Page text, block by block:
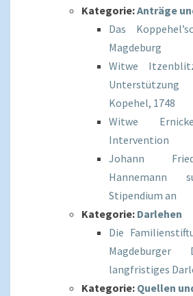
Kategorie:Anträge
Das
Magdeburg
Witwe
Kopehel, 1748
Witwe
Intervention
Johann
Stipendium an
Kategorie: Darlehen
Die
Magdeburger
langfristiges
Kategorie: Quellen